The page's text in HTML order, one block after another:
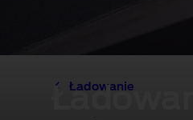
Ładowanie